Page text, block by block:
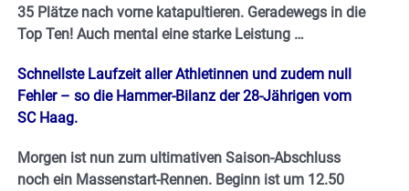
35 Plätze nach vorne katapultieren. Geradewegs in die
Top Ten! Auch mental eine starke Leistung …
Schnellste Laufzeit aller Athletinnen und zudem null
Fehler – so die Hammer-Bilanz der 28-Jährigen vom
SC Haag.
Morgen ist nun zum ultimativen Saison-Abschluss
noch ein Massenstart-Rennen. Beginn ist um 12.50